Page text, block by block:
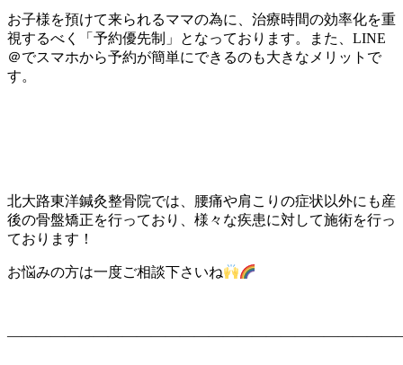
お子様を預けて来られるママの為に、治療時間の効率化を重
視するべく「予約優先制」となっております。また、LINE
＠でスマホから予約が簡単にできるのも大きなメリットで
す。
北大路東洋鍼灸整骨院では、腰痛や肩こりの症状以外にも産
後の骨盤矯正を行っており、様々な疾患に対して施術を行っ
ております！
お悩みの方は一度ご相談下さいね